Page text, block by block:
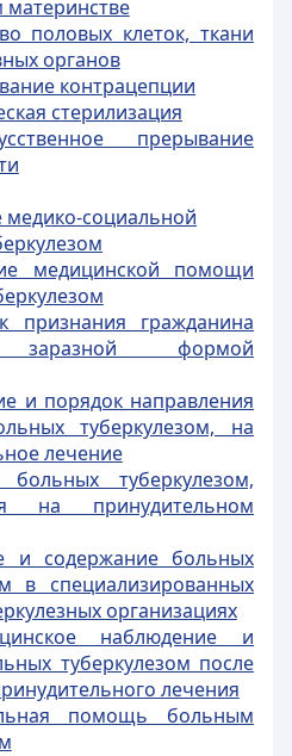
материнстве
половых клеток, ткани
органов
контрацепции
стерилизация
прерывание
медико-социальной
медицинской помощи
признания гражданина
заразной формой
и порядок направления
туберкулезом, на
лечение
туберкулезом,
на принудительном
и содержание больных
в специализированных
организациях
наблюдение и
туберкулезом после
лечения
помощь больным